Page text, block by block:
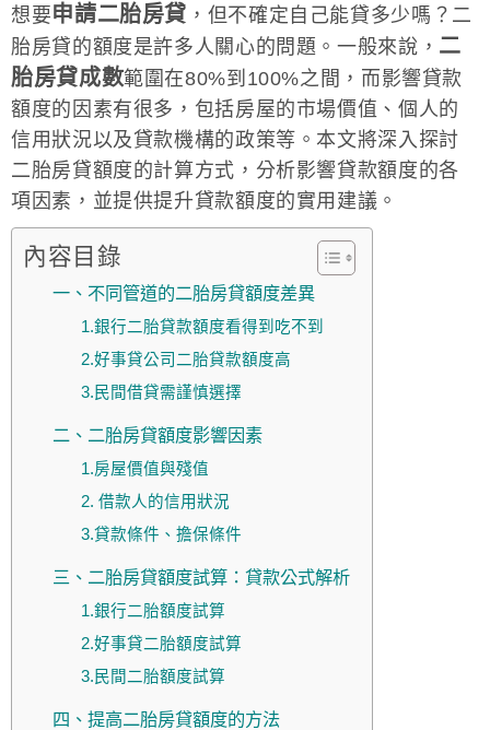
想要申請二胎房貸 ，但不確定自己能貸多少嗎？二
胎房貸的額度是許多人關心的問題。一般來說， 二
胎房貸成數範圍在80%到100%之間，而影響貸款
額度的因素有很多，包括房屋的市場價值、個人的
信用狀況以及貸款機構的政策等。本文將深入探討
二胎房貸額度的計算方式，分析影響貸款額度的各
項因素，並提供提升貸款額度的實用建議。
內容目錄
一、不同管道的二胎房貸額度差異
1.銀行二胎貸款額度看得到吃不到
2.好事貸公司二胎貸款額度高
3.民間借貸需謹慎選擇
二、二胎房貸額度影響因素
1.房屋價值與殘值
2. 借款人的信用狀況
3.貸款條件、擔保條件
三、二胎房貸額度試算：貸款公式解析
1.銀行二胎額度試算
2.好事貸二胎額度試算
3.民間二胎額度試算
四、提高二胎房貸額度的方法